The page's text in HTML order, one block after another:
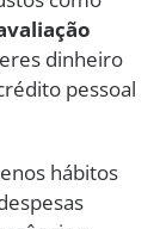
dinheiro
pessoal
hábitos